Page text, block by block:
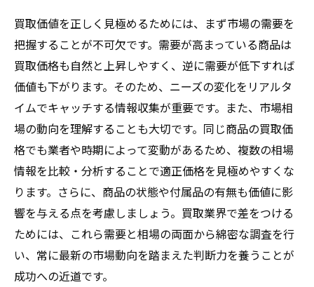
買取価値を正しく見極めるためには、まず市場の需要を
把握することが不可欠です。需要が高まっている商品は
買取価格も自然と上昇しやすく、逆に需要が低下すれば
価値も下がります。そのため、ニーズの変化をリアルタ
イムでキャッチする情報収集が重要です。また、市場相
場の動向を理解することも大切です。同じ商品の買取価
格でも業者や時期によって変動があるため、複数の相場
情報を比較・分析することで適正価格を見極めやすくな
ります。さらに、商品の状態や付属品の有無も価値に影
響を与える点を考慮しましょう。買取業界で差をつける
ためには、これら需要と相場の両面から綿密な調査を行
い、常に最新の市場動向を踏まえた判断力を養うことが
成功への近道です。